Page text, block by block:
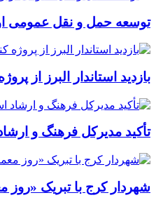
توسعه حمل و نقل عمومی
بازدید استاندار البرز از
تأکید مدیرکل فرهنگ و
شهردار کرج با تبریک